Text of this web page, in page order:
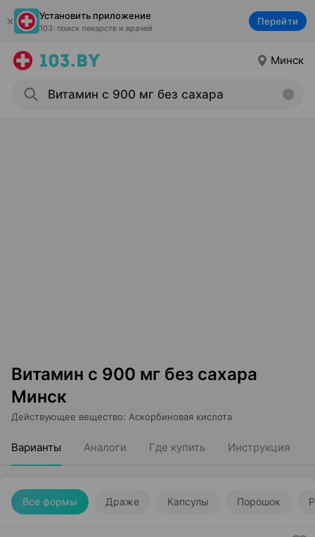
Установить приложение
103: поиск лекарств и врачей
Перейти
Минск
Витамин с 900 мг без сахара
Минск
Действующее вещество: Аскорбиновая кислота
Варианты Аналоги Где купить Инструкция
Все формы Драже Капсулы Порошок